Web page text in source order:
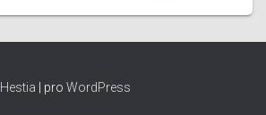
Hestia | pro WordPress